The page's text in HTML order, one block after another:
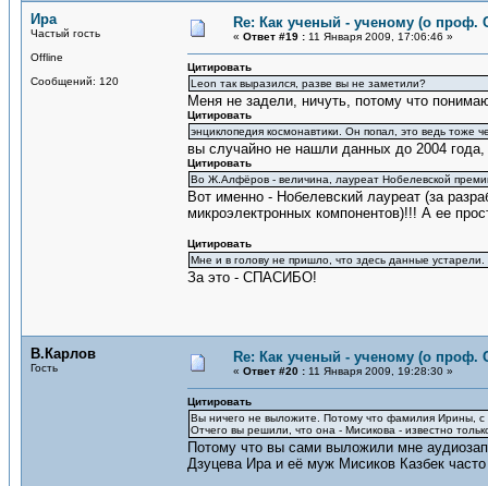
Ира
Частый гость
Offline
Сообщений: 120
Re: Как ученый - ученому (о проф.
« Ответ #19 : 11 Января 2009, 17:06:46 »
Цитировать
Leon так выразился, разве вы не заметили?
Меня не задели, ничуть, потому что
Цитировать
энциклопедия космонавтики. Он попал, это ведь тоже
вы случайно не нашли данных до 2004 года,
Цитировать
Во Ж.Алфёров - величина, лауреат Нобелевской
Вот именно - Нобелевский лауреат (за
микроэлектронных компонентов)!!! А ее
Цитировать
Мне и в голову не пришло, что здесь данные устарели.
За это - СПАСИБО!
В.Карлов
Гость
Re: Как ученый - ученому (о проф.
« Ответ #20 : 11 Января 2009, 19:28:30 »
Цитировать
Вы ничего не выложите. Потому что фамилия Ирины,
Отчего вы решили, что она - Мисикова - известно
Потому что вы сами выложили мне
Дзуцева Ира и её муж Мисиков Казбек